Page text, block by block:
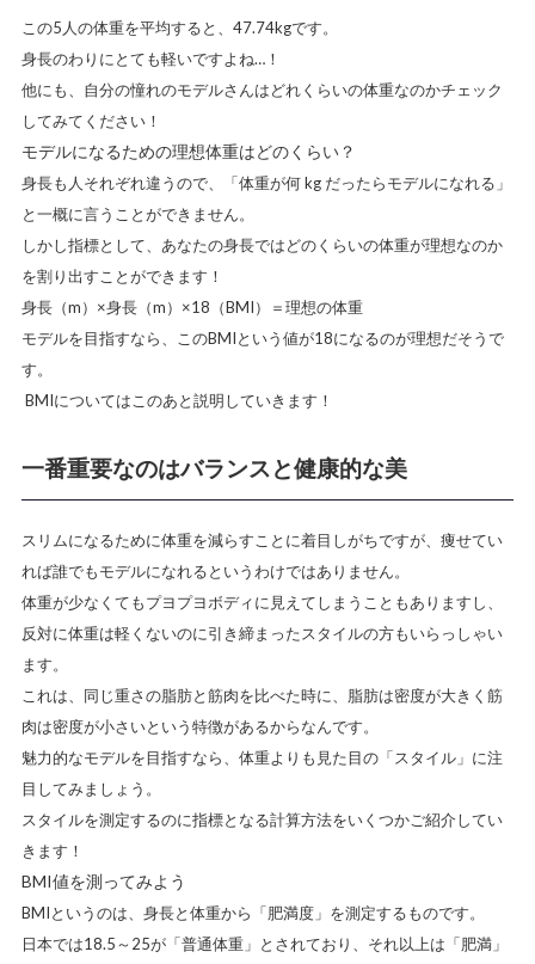
この5人の体重を平均すると、47.74kgです。
身長のわりにとても軽いですよね…！
他にも、自分の憧れのモデルさんはどれくらいの体重なのかチェック
してみてください！
モデルになるための理想体重はどのくらい？
身長も人それぞれ違うので、「体重が何 kg だったらモデルになれる」
と一概に言うことができません。
しかし指標として、あなたの身長ではどのくらいの体重が理想なのか
を割り出すことができます！
身長（m）×身長（m）×18（BMI）＝理想の体重
モデルを目指すなら、このBMIという値が18になるのが理想だそうで
す。
BMIについてはこのあと説明していきます！
一番重要なのはバランスと健康的な美
スリムになるために体重を減らすことに着目しがちですが、 痩せてい
れば誰でもモデルになれるというわけではありません。
体重が少なくてもプヨプヨボディに見えてしまうこともありますし、
反対に体重は軽くないのに引き締まったスタイルの方もいらっしゃい
ます。
これは、同じ重さの脂肪と筋肉を比べた時に、脂肪は密度が大きく筋
肉は密度が小さいという特徴があるからなんです。
魅力的なモデルを目指すなら、体重よりも見た目の「スタイル」に注
目してみましょう。
スタイルを測定するのに指標となる計算方法をいくつかご紹介してい
きます！
BMI値を測ってみよう
BMIというのは、身長と体重から「肥満度」を測定するものです。
日本では18.5～25が「普通体重」とされており、それ以上は「肥満」